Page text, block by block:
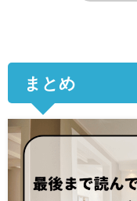
まとめ